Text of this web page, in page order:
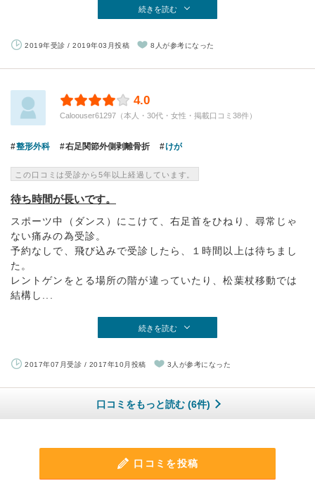
続きを読む
2019年受診 / 2019年03月投稿 8人が参考になった
4.0
Caloouser61297（本人・30代・女性・掲載口コミ38件）
整形外科 右足関節外側剥離骨折 けが
この口コミは受診から5年以上経過しています。
待ち時間が長いです。
スポーツ中（ダンス）にこけて、右足首をひねり、尋常じゃ
ない痛みの為受診。
予約なしで、飛び込みで受診したら、１時間以上は待ちまし
た。
レントゲンをとる場所の階が違っていたり、松葉杖移動では
結構し...
続きを読む
2017年07月受診 / 2017年10月投稿 3人が参考になった
口コミをもっと読む (6件)
口コミを投稿